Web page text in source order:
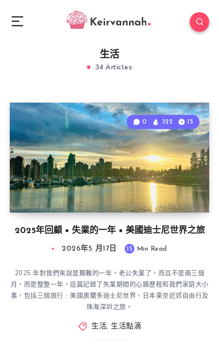
生活
34 Articles
2025年回顧 • 失業的一年 • 美國迪士尼世界之旅
0 322 15
2026年5 月17日 15 Min Read
2025 年對我們來說是艱難的一年，老公失業了，而且不是兩三個
月，而是整整一年，這篇記錄了失業期間的心路歷程和我們家庭大小
事，包括三個旅行﹕美國奧蘭多迪士尼世界、日本東京近郊自由行及
珠海深圳之旅。
生活,生活點滴